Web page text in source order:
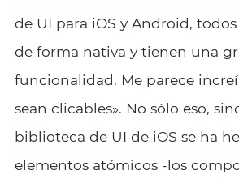
de UI para iOS y Android,
de forma nativa y tienen una
funcionalidad. Me parece
sean clicables». No sólo eso,
biblioteca de UI de iOS se ha
elementos atómicos -los